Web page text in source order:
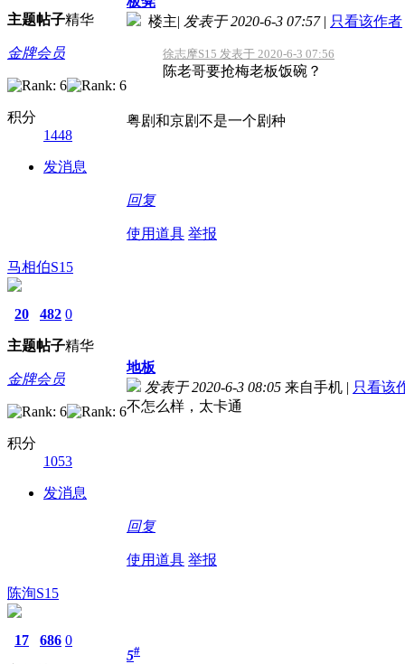
主题帖子精华
金牌会员
积分
1448
发消息
楼主| 发表于 2020-6-3 07:57 | 只看该作者
徐志摩S15 发表于 2020-6-3 07:56
陈老哥要抢梅老板饭碗？
粤剧和京剧不是一个剧种
回复
使用道具 举报
马相伯S15
20
主题
482
帖子
0
精华
金牌会员
积分
1053
发消息
地板
发表于 2020-6-3 08:05 来自手机 | 只看该
不怎么样，太卡通
回复
使用道具 举报
陈洵S15
17 686 0
5#